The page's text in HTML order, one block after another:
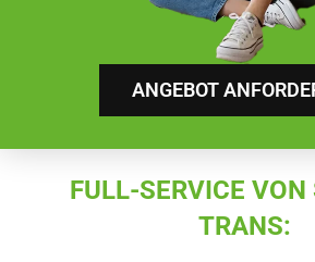
ANGEBOT
FULL-SERVICE VON
TRANS: